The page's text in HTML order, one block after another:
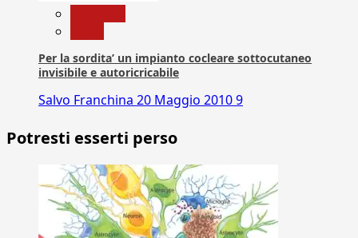
Per la sordita’ un impianto cocleare sottocutaneo
invisibile e autoricricabile
Salvo Franchina 20 Maggio 20109
Potresti esserti perso